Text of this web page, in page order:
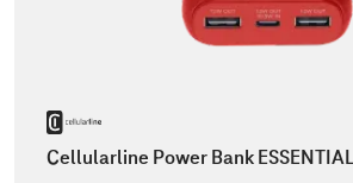
Cellularline Power Bank